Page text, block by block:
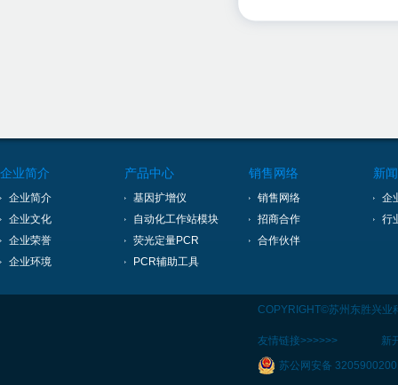
企业简介
企业简介
企业文化
企业荣誉
企业环境
产品中心
基因扩增仪
自动化工作站模块
荧光定量PCR
PCR辅助工具
销售网络
销售网络
招商合作
合作伙伴
新
企
行
COPYRIGHT©苏州东胜兴业
新
友情链接>>>>>>
苏公网安备